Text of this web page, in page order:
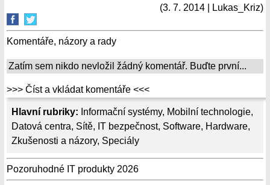
Hlavní rubriky: Informační systémy, Mobilní technologie,
Datová centra, Sítě, IT bezpečnost, Software, Hardware,
Zkušenosti a názory, Speciály
Pozoruhodné IT produkty 2026
(3. 7. 2014 | Lukas_Kriz)
Komentáře, názory a rady
Zatím sem nikdo nevložil žádný komentář. Buďte první...
>>> Číst a vkládat komentáře <<<